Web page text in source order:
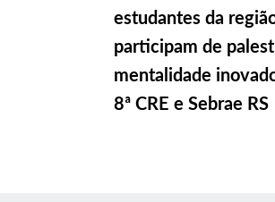
estudantes da
participam de
mentalidade
8ª CRE e Sebrae RS